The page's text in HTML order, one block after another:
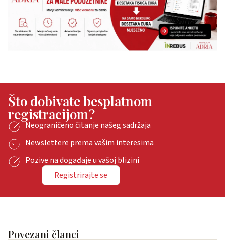
Što dobivate besplatnom
registracijom?
Neograničeno čitanje našeg sadržaja
Newslettere prema vašim interesima
Pozive na događaje u vašoj blizini
Registrirajte se
Povezani članci